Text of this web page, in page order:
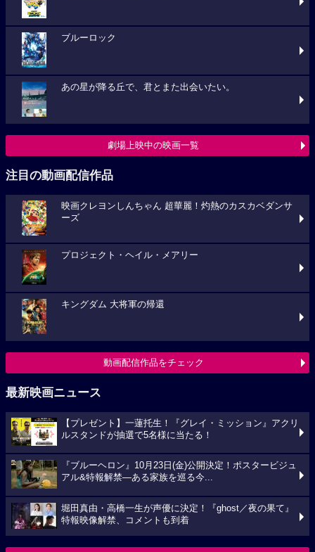
ブルーロック
あの星が降る丘で、君とまた出会いたい。
劇場上映中の映画一覧
注目の動画配信作品
映画クレヨンしんちゃん 超華麗！灼熱のカスカベダンサ
ーズ
プロジェクト・ヘイル・メアリー
キングダム 大将軍の帰還
動画配信作品をチェック
最新映画ニュース
【プレゼント】一蓮托生！『グレイ・ミッション』アクリ
ルスタンドが抽選で5名様に当たる！
『ブルーヘロン』10月23日(金)公開決定！ポスタービジュ
アル&特報解禁―ある家族を巡る今...
堀田真由・高橋一生が声優に決定！『ghost／夜の果て』
特報映像解禁、コメントも到着